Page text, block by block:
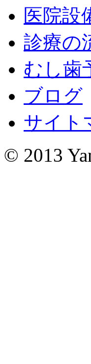
医院設
診療の
むし歯
ブログ
サイト
© 2013